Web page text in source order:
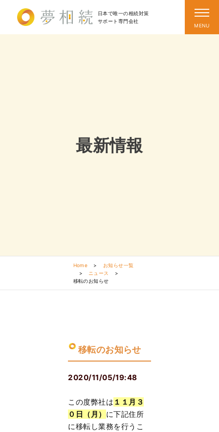
日本で唯一の相続対策
サポート 専門会社
最新情報
Home >
お知らせ一覧
>
ニュース
>
移転のお知らせ
移転のお知らせ
2020/11/05/19:48
この度弊社は １１月３
０日（月） に下記住所
に移転し業務を行うこ